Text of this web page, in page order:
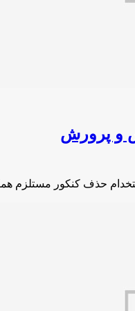
و پرورش
حذف کنکور مستلزم